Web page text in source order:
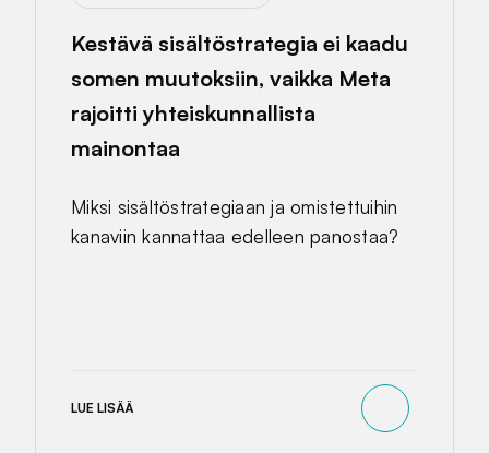
Kestävä sisältöstrategia ei kaadu
somen muutoksiin, vaikka Meta
rajoitti yhteiskunnallista
mainontaa
Miksi sisältöstrategiaan ja omistettuihin
kanaviin kannattaa edelleen panostaa?
LUE LISÄÄ